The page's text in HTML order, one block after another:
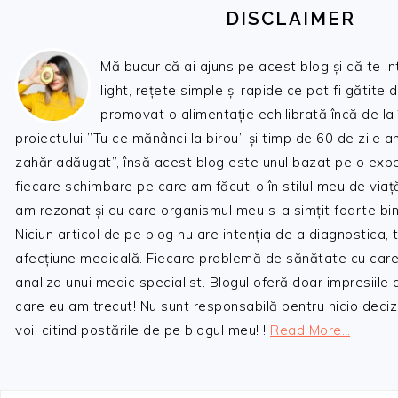
DISCLAIMER
Mă bucur că ai ajuns pe acest blog și că te
light, rețete simple și rapide ce pot fi gătite
promovat o alimentație echilibrată încă de
proiectului ”Tu ce mănânci la birou” și timp de 60 de zile
zahăr adăugat”, însă acest blog este unul bazat pe o
fiecare schimbare pe care am făcut-o în stilul meu de
am rezonat și cu care organismul meu s-a simțit foarte
Niciun articol de pe blog nu are intenția de a diagnostica,
afecțiune medicală. Fiecare problemă de sănătate cu
analiza unui medic specialist. Blogul oferă doar impresiile
care eu am trecut! Nu sunt responsabilă pentru nicio
voi, citind postările de pe blogul meu! ! Read More…